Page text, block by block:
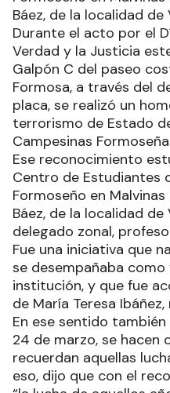
Báez, de la localidad de
Durante el acto por el
Verdad y la Justicia
Galpón C del paseo
Formosa, a través del
placa, se realizó un
terrorismo de Estado
Campesinas
Ese reconocimiento
Centro de Estudiantes
Formoseño en
Báez, de la localidad
delegado zonal,
Fue una iniciativa que
se desempañaba
institución, y que fue
de María Teresa
En ese sentido
24 de marzo, se hacen
recuerdan aquellas
eso, dijo que con el